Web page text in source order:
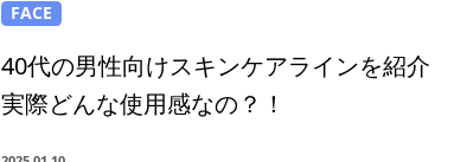
FACE
40代の男性向けスキンケアラインを紹介
実際どんな使用感なの？！